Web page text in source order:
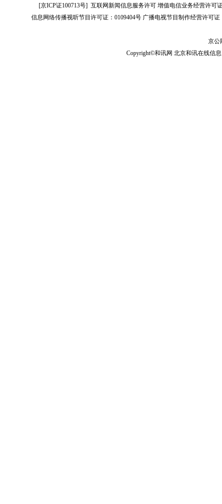
[京ICP证100713号]互联网新闻信息服务许可 增值电信业务经营许可
信息网络传播视听节目许可证：0109404号 广播电视节目制作经营许可证
京公
Copyright©和讯网 北京和讯在线信